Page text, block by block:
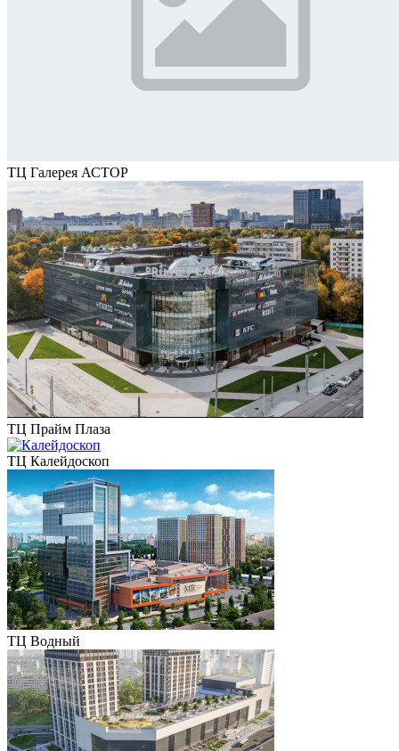
ТЦ Галерея АСТОР
ТЦ Прайм Плаза
ТЦ Калейдоскоп
ТЦ Водный